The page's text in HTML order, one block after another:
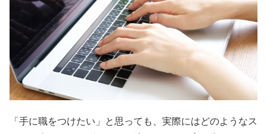
「手に職をつけたい」と思っても、実際にはどのようなス